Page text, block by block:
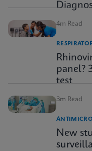
4m Read
panel?
test
3m Read
New